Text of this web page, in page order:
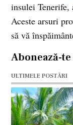
insulei Tenerife,
Aceste arsuri
să vă
Abonează-
ULTIMELE POSTĂRI